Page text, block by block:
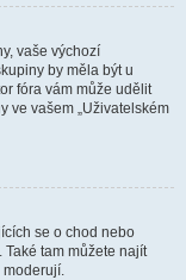
vaše výchozí
by měla být u
fóra vám může udělit
ve vašem „Uživatelském
se o chod nebo
tam můžete najít
moderují.